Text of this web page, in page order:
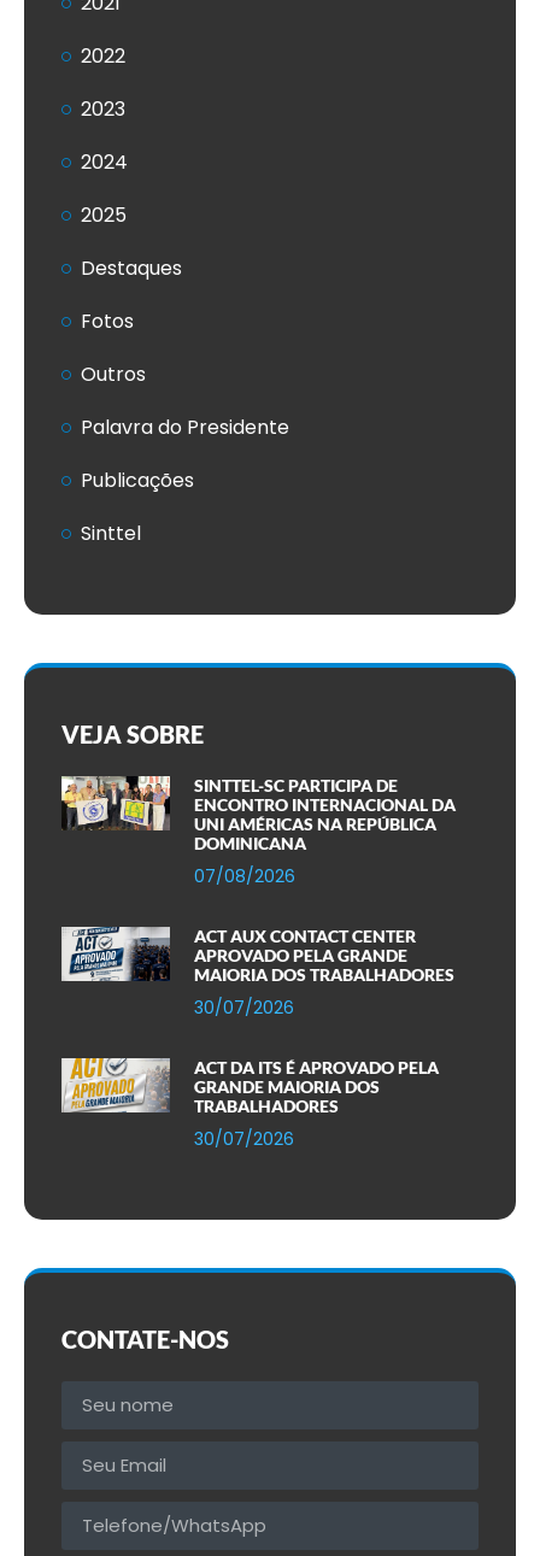
2022
2023
2024
2025
Destaques
Fotos
Outros
Palavra do Presidente
Publicações
Sinttel
VEJA SOBRE
SINTTEL-SC PARTICIPA DE
ENCONTRO INTERNACIONAL DA
UNI AMÉRICAS NA REPÚBLICA
DOMINICANA
07/08/2026
ACT AUX CONTACT CENTER
APROVADO PELA GRANDE
MAIORIA DOS TRABALHADORES
30/07/2026
ACT DA ITS É APROVADO PELA
GRANDE MAIORIA DOS
TRABALHADORES
30/07/2026
CONTATE-NOS